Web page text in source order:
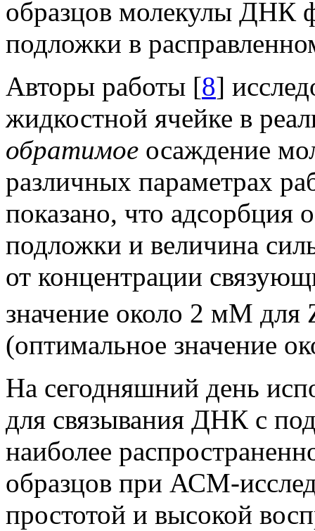
образцов молекулы ДНК
подложки в
Авторы работы [8]
жидкостной ячейке в
обратимое осаждение
различных параметрах
показано, что адсорбция
подложки и величина
от концентрации
значение около 2 мМ для
(оптимальное значение
На сегодняшний день
для связывания ДНК с
наиболее
образцов при АСМ-
простотой и высокой